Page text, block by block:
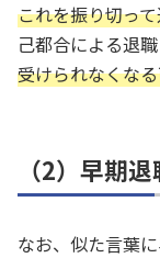
これを振り切っ
己都合による退
受けられなくな
（2）早期
なお、似た言葉